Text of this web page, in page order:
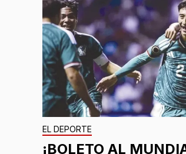
EL DEPORTE
¡BOLETO AL